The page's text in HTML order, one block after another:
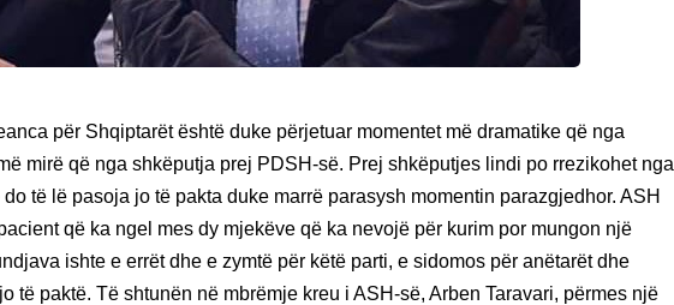
për Shqiptarët është duke përjetuar momentet më dramatike që nga
mirë që nga shkëputja prej PDSH-së. Prej shkëputjes lindi po rrezikohet nga
të lë pasoja jo të pakta duke marrë parasysh momentin parazgjedhor. ASH
që ka ngel mes dy mjekëve që ka nevojë për kurim por mungon një
ishte e errët dhe e zymtë për këtë parti, e sidomos për anëtarët dhe
të paktë. Të shtunën në mbrëmje kreu i ASH-së, Arben Taravari, përmes një